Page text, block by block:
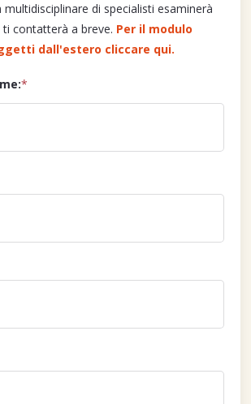
di specialisti esaminerà
contatterà a breve. Per il modulo
dall'estero cliccare qui.
*